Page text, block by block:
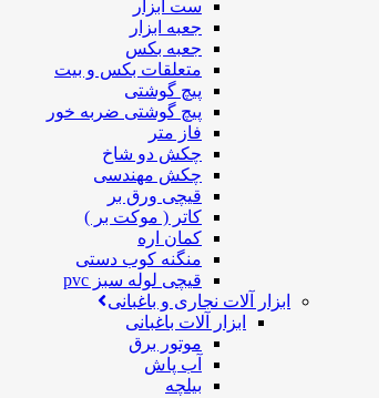
ست ابزار
جعبه ابزار
جعبه بکس
متعلقات بکس و بیت
پیچ گوشتی
پیچ گوشتی ضربه خور
فاز متر
چکش دو شاخ
چکش مهندسی
قیچی ورق بر
کاتر ( موکت بر )
کمان اره
منگنه کوب دستی
قیچی لوله سبز pvc
ابزار آلات نجاری و باغبانی
ابزار آلات باغبانی
موتور برق
آب پاش
بیلچه